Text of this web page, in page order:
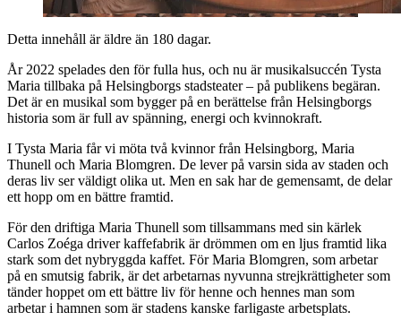
Detta innehåll är äldre än 180 dagar.
År 2022 spelades den för fulla hus, och nu är musikalsuccén Tysta
Maria tillbaka på Helsingborgs stadsteater – på publikens begäran.
Det är en musikal som bygger på en berättelse från Helsingborgs
historia som är full av spänning, energi och kvinnokraft.
I Tysta Maria får vi möta två kvinnor från Helsingborg, Maria
Thunell och Maria Blomgren. De lever på varsin sida av staden och
deras liv ser väldigt olika ut. Men en sak har de gemensamt, de delar
ett hopp om en bättre framtid.
För den driftiga Maria Thunell som tillsammans med sin kärlek
Carlos Zoéga driver kaffefabrik är drömmen om en ljus framtid lika
stark som det nybryggda kaffet. För Maria Blomgren, som arbetar
på en smutsig fabrik, är det arbetarnas nyvunna strejkrättigheter som
tänder hoppet om ett bättre liv för henne och hennes man som
arbetar i hamnen som är stadens kanske farligaste arbetsplats.